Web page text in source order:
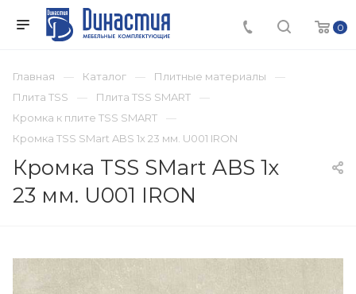
0
Главная Каталог
Плитные материалы
Плита TSS
Плита TSS SMART
Кромка к плите TSS SMART
Кромка TSS SMart ABS 1х 23 мм. U001 IRON
Кромка TSS SMart ABS 1х
23 мм. U001 IRON